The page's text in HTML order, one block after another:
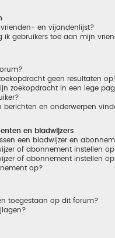
en vijandenlijst?
ik gebruikers toe aan mijn
geen resultaten
zoekopdracht in een lege
berichten en onderwerpen
en bladwijzers
een bladwijzer en
of abonnement instellen
of abonnement instellen
op?
toegestaan op dit forum?